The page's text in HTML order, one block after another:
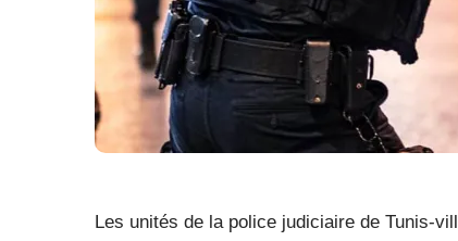
Les unités de la police judiciaire de Tunis-